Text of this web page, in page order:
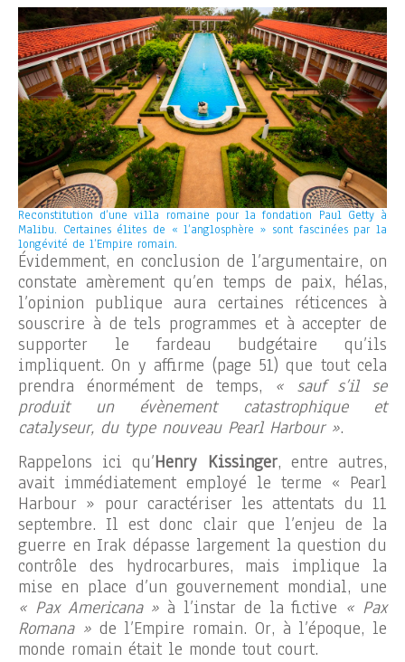
Reconstitution d’une villa romaine pour la fondation Paul Getty à
Malibu. Certaines élites de « l’anglosphère » sont fascinées par la
longévité de l’Empire romain.
Évidemment, en conclusion de l’argumentaire, on
constate amèrement qu’en temps de paix, hélas,
l’opinion publique aura certaines réticences à
souscrire à de tels programmes et à accepter de
supporter le fardeau budgétaire qu’ils
impliquent. On y affirme (page 51) que tout cela
prendra énormément de temps, « sauf s’il se
produit un évènement catastrophique et
catalyseur, du type nouveau Pearl Harbour ».
Rappelons ici qu’Henry Kissinger, entre autres,
avait immédiatement employé le terme « Pearl
Harbour » pour caractériser les attentats du 11
septembre. Il est donc clair que l’enjeu de la
guerre en Irak dépasse largement la question du
contrôle des hydrocarbures, mais implique la
mise en place d’un gouvernement mondial, une
« Pax Americana » à l’instar de la fictive « Pax
Romana »de l’Empire romain. Or, à l’époque, le
monde romain était le monde tout court.